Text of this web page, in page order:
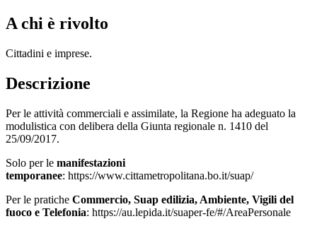
A chi è rivolto
Cittadini e imprese.
Descrizione
Per le attività commerciali e assimilate, la Regione ha adeguato la
modulistica con delibera della Giunta regionale n. 1410 del
25/09/2017.
Solo per le manifestazioni
temporanee: https://www.cittametropolitana.bo.it/suap/
Per le pratiche Commercio, Suap edilizia, Ambiente, Vigili del
fuoco e Telefonia: https://au.lepida.it/suaper-fe/#/AreaPersonale